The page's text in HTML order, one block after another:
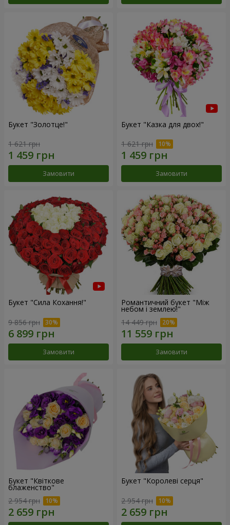
Букет "Золотце!"
1 621 грн
Замовити
Букет "Казка для двох!"
1 621 грн
Замовити
Букет "Сила Кохання!"
9 856 грн
Замовити
Романтичний букет "Між
небом і землею!"
14 449 грн
Замовити
Букет "Квіткове
блаженство"
2 954 грн
Букет "Королеві серця"
2 954 грн